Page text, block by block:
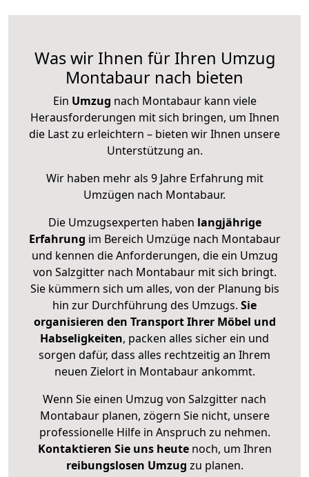
Was wir Ihnen für Ihren Umzug
Montabaur nach bieten
Ein Umzug nach Montabaur kann viele
Herausforderungen mit sich bringen, um Ihnen
die Last zu erleichtern – bieten wir Ihnen unsere
Unterstützung an.
Wir haben mehr als 9 Jahre Erfahrung mit
Umzügen nach Montabaur.
Die Umzugsexperten haben langjährige
Erfahrung im Bereich Umzüge nach Montabaur
und kennen die Anforderungen, die ein Umzug
von Salzgitter nach Montabaur mit sich bringt.
Sie kümmern sich um alles, von der Planung bis
hin zur Durchführung des Umzugs. Sie
organisieren den Transport Ihrer Möbel und
Habseligkeiten, packen alles sicher ein und
sorgen dafür, dass alles rechtzeitig an Ihrem
neuen Zielort in Montabaur ankommt.
Wenn Sie einen Umzug von Salzgitter nach
Montabaur planen, zögern Sie nicht, unsere
professionelle Hilfe in Anspruch zu nehmen.
Kontaktieren Sie uns heutenoch, um Ihren
reibungslosen Umzug zu planen.